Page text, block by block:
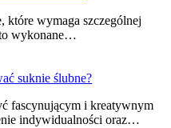
które wymaga szczególnej
wykonane…
suknie ślubne?
fascynującym i kreatywnym
indywidualności oraz…